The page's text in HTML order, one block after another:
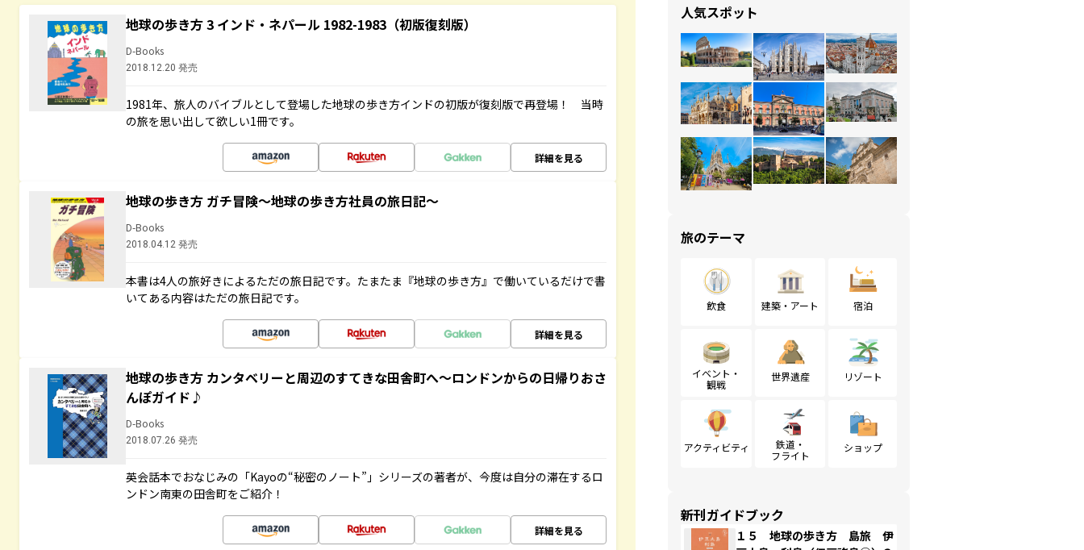
地球の歩き方 3 インド・ネパール 1982-1983（初版復刻版）
D-Books
2018.12.20 発売
1981年、旅人のバイブルとして登場した地球の歩き方インドの初版が復刻版で再登場！ 当時
の旅を思い出して欲しい1冊です。
詳細を見る
地球の歩き方 ガチ冒険～地球の歩き方社員の旅日記～
D-Books
2018.04.12 発売
本書は4人の旅好きによるただの旅日記です。たまたま『地球の歩き方』で働いているだけで書
いてある内容はただの旅日記です。
詳細を見る
地球の歩き方 カンタベリーと周辺のすてきな田舎町へ～ロンドンからの日帰りおさ
んぽガイド♪
D-Books
2018.07.26 発売
英会話本でおなじみの「Kayoの“秘密のノート”」シリーズの著者が、今度は自分の滞在するロ
ンドン南東の田舎町をご紹介！
詳細を見る
人気スポット
旅のテーマ
飲食 建築・アート 宿泊
イベント・
観戦
世界遺産 リゾート
アクティビティ
鉄道・
フライト
ショップ
新刊ガイドブック
１５ 地球の歩き方 島旅 伊